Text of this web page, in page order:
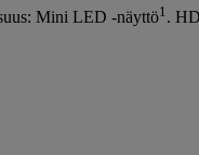
Mini LED -näyttö1.